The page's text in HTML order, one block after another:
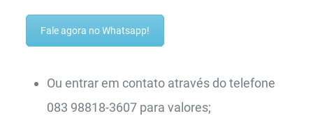
Fale agora no Whatsapp!
Ou entrar em contato através do telefone
083 98818-3607 para valores;